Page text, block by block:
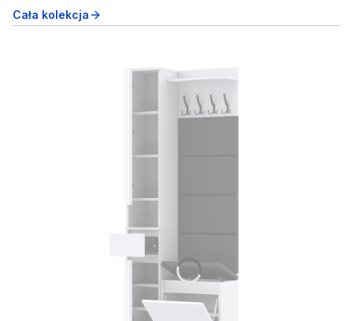
Cała kolekcja